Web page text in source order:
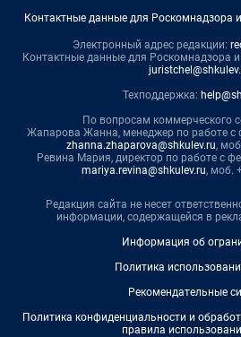
Контактные данные для Роскомнадзора
Электронный адрес редакции:
Контактные данные для Роскомнадзора и
Техподдержка:
По вопросам коммерческого
Жапарова Жанна, менеджер по работе с
zhanna.zhaparova@shkulev.ru,
Ревина Мария, директор по работе с
mariya.revina@shkulev.ru, моб.
Редакция сайта не несет
информации, содержащейся в
Информация об
Политика
Рекомендательные
Политика конфиденциальности и
правила